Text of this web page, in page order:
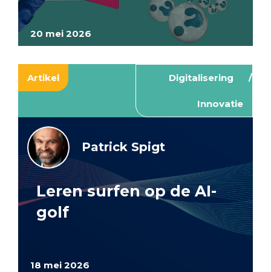
20 mei 2026
Artikel Digitalisering
Innovatie
18 mei 2026
Patrick Spigt
Leren surfen op de AI-
golf